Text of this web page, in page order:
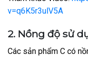
v=q6K5r3ulV5A
2. Nồng độ sử
Các sản phẩm C có